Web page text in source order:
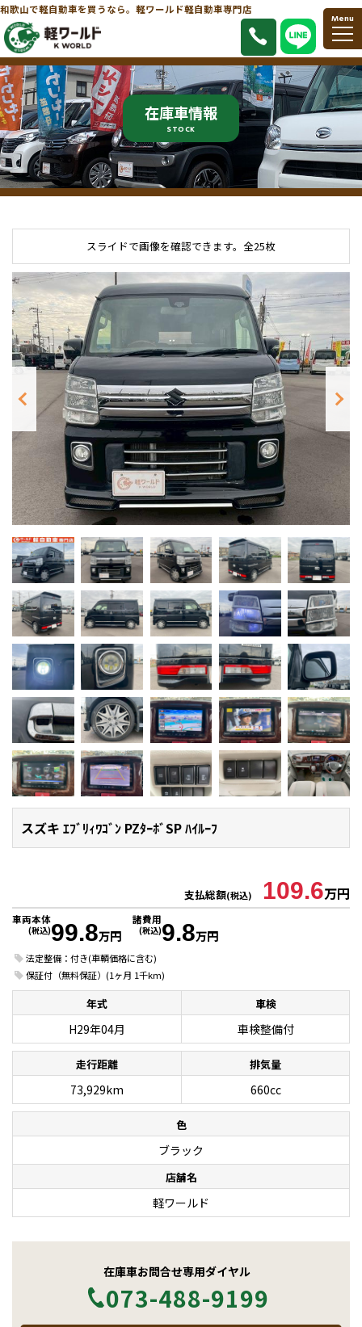
和歌山で軽自動車を買うなら。軽ワールド軽自動車専門店
Menu
在庫車情報
STOCK
スズキ ｴﾌﾞﾘｨﾜｺﾞﾝ PZﾀｰﾎﾞSP ﾊｲﾙｰﾌ
スライドで画像を確認できます。 全25枚
支払総額(税込) 109.6万円
車両本体
(税込)99.8万円
諸費用
(税込)9.8万円
法定整備：付き(車輌価格に含む)
保証付（無料保証）(1ヶ月 1千km)
年式 車検
H29年04月 車検整備付
走行距離 排気量
73,929km 660cc
色
ブラック
店舗名
軽ワールド
在庫車お問合せ専用ダイヤル
073-488-9199